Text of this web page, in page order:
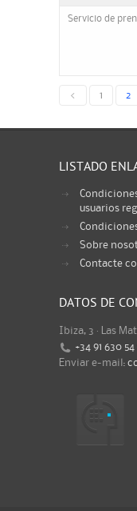
Servicio de
< 1 2
LISTADO
usuarios
Sobre
Contacte
DATOS DE
Ibiza, 3 · Las
+34 91 630
Enviar e-mail: